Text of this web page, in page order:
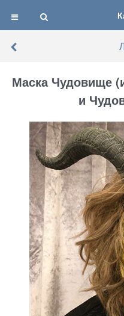
Маска Чудовище
и